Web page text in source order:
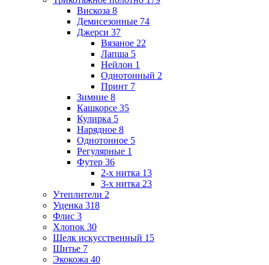
Вискоза 8
Демисезонные 74
Джерси 37
Вязаное 22
Лапша 5
Нейлон 1
Однотонный 2
Принт 7
Зимние 8
Кашкорсе 35
Кулирка 5
Нарядное 8
Однотонное 5
Регулярные 1
Футер 36
2-х нитка 13
3-х нитка 23
Утеплители 2
Уценка 318
Флис 3
Хлопок 30
Шелк искусственный 15
Шитье 7
Экокожа 40